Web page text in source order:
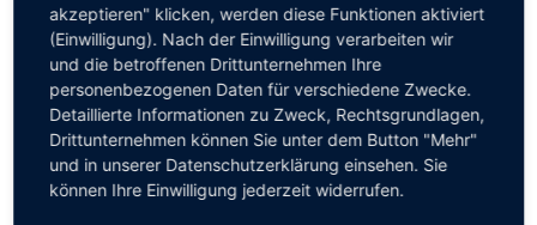
Zweifler überzeugen.
Wir freuen uns über Ihr Feedback und Ihre Kommentare zu
diesem Podcast. Bitte senden Sie dazu einfach eineE-Mail
an den jeweiligen Moderator:
post@cioradio.de
akzeptieren" klicken, werden diese Funktionen aktiviert
(Einwilligung). Nach der Einwilligung verarbeiten wir
und die betroffenen Drittunternehmen Ihre
personenbezogenen Daten für verschiedene Zwecke.
Detaillierte Informationen zu Zweck, Rechtsgrundlagen,
Drittunternehmen können Sie unter dem Button "Mehr"
und in unserer Datenschutzerklärung einsehen. Sie
können Ihre Einwilligung jederzeit widerrufen.